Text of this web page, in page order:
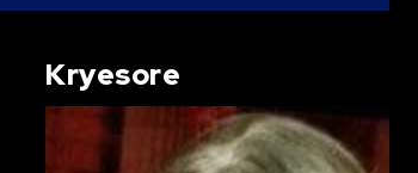
Kryesore